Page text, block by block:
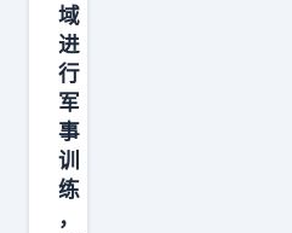
起
在
南
海
进
行
海
域
进
行
军
事
训
练
，